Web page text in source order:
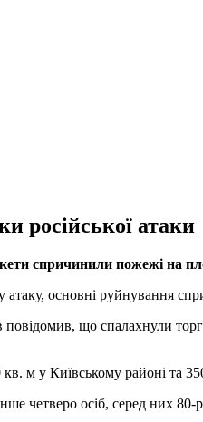
російської атаки
спричинили пожежі на
атаку, основні руйнування
що спалахнули
м у Київському районі та
осіб, серед них 80-